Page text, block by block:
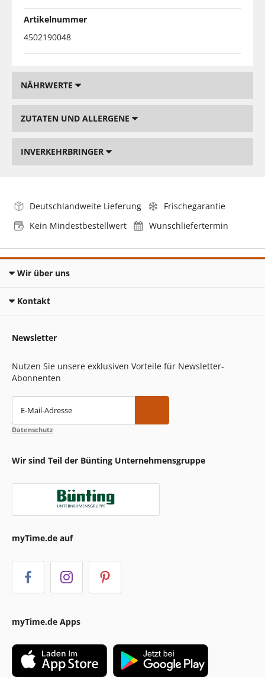
Artikelnummer
4502190048
NÄHRWERTE
ZUTATEN UND ALLERGENE
INVERKEHRBRINGER
Deutschlandweite Lieferung
Frischegarantie
Kein Mindestbestellwert
Wunschliefertermin
Wir über uns
Kontakt
Newsletter
Nutzen Sie unsere exklusiven Vorteile für Newsletter-
Abonnenten
E-Mail-Adresse
Datenschutz
Wir sind Teil der Bünting Unternehmensgruppe
myTime.de auf
myTime.de Apps